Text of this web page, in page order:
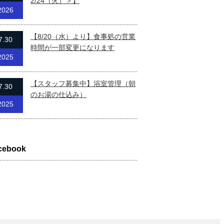
【8/20（水）より】食事処の営業
時間が一部変更になります
【スタッフ募集中】浴室管理（朝
のお湯の仕込み）